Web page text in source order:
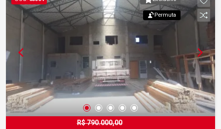
Permuta
R$ 790.000,00